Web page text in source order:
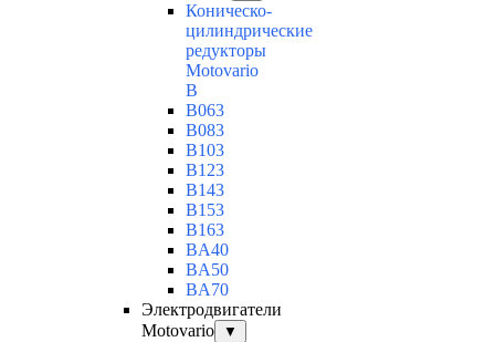
Коническо-
цилиндрические
редукторы
Motovario
B
B063
B083
B103
B123
B143
B153
B163
BA40
BA50
BA70
Электродвигатели
Motovario
▼